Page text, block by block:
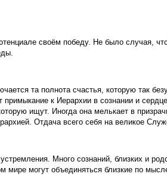
своём победу. Не было случая,
та полнота счастья, которую так
к Иерархии в сознании и
ищут. Иногда она мелькает в
Отдача всего себя на великое
Много сознаний, близких и
могут объединяться близкие по